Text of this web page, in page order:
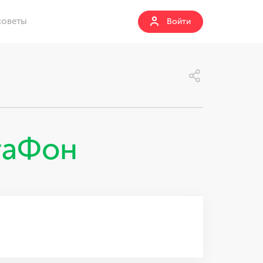
Войти